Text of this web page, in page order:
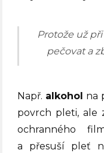
Protože už
pečovat a
Např. alkohol na
povrch pleti, ale
ochranného
a přesuší pleť